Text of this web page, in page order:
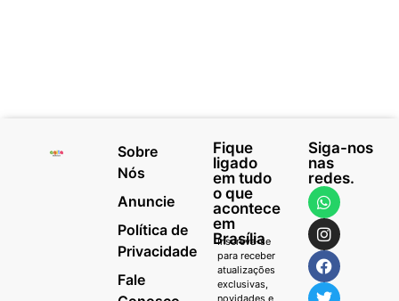
Sobre
Nós
Anuncie
Política de
Privacidade
Fale
Fique
ligado
em tudo
o que
acontece
em
Brasília
Inscreva-se
para receber
atualizações
exclusivas,
novidades e
Siga-nos
nas
redes.